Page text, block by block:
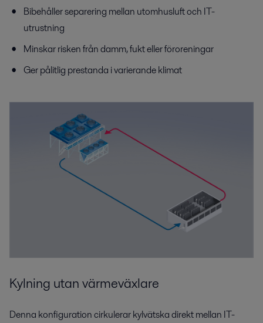
Bibehåller separering mellan utomhusluft och IT-
utrustning
Minskar risken från damm, fukt eller föroreningar
Ger pålitlig prestanda i varierande klimat
Kylning utan värmeväxlare
Denna konfiguration cirkulerar kylvätska direkt mellan IT-